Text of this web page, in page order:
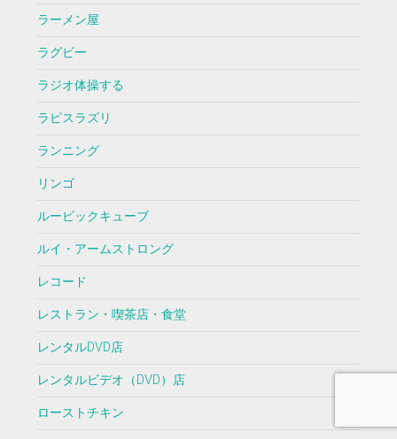
ラーメン屋
ラグビー
ラジオ体操する
ラピスラズリ
ランニング
リンゴ
ルービックキューブ
ルイ・アームストロング
レコード
レストラン・喫茶店・食堂
レンタルDVD店
レンタルビデオ（DVD）店
ローストチキン